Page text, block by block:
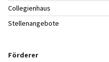
Collegienhaus
Stellenangebote
Förderer